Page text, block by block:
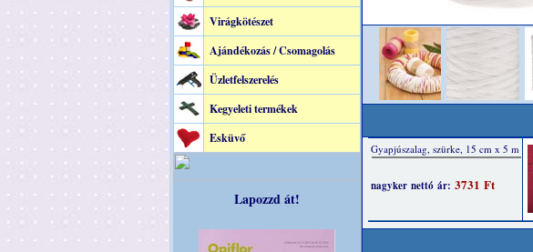
Virágkötészet
Ajándékozás / Csomagolás
Üzletfelszerelés
Kegyeleti termékek
Esküvő
Lapozzd át!